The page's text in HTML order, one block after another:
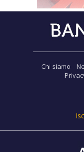
Chi siamo